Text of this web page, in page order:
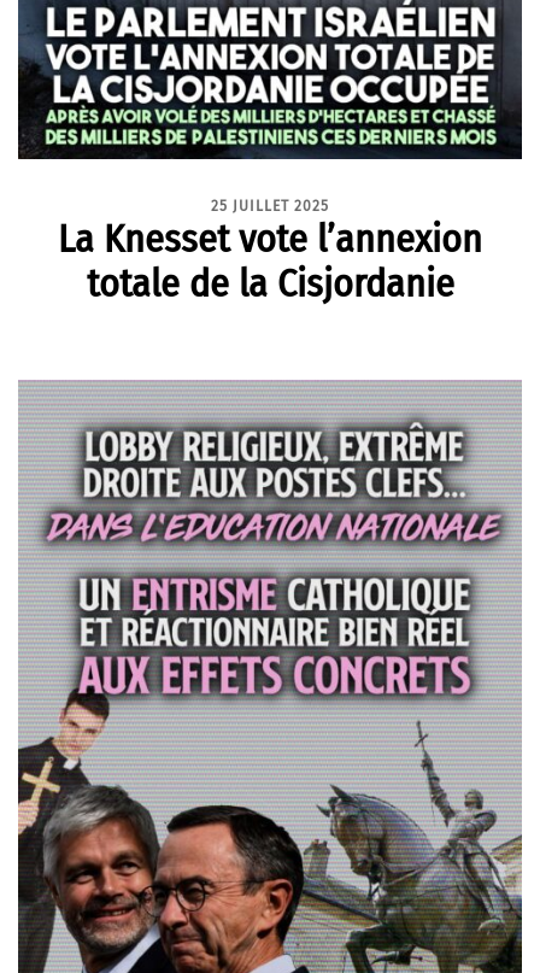
25 JUILLET 2025
La Knesset vote l’annexion
totale de la Cisjordanie